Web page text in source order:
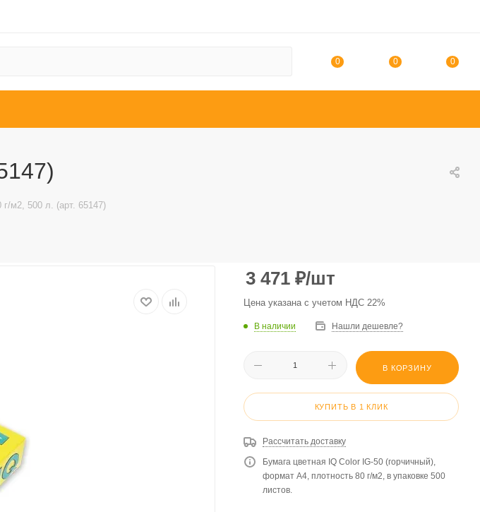
0 0 0
м2, 500 л. (арт. 65147)
3 471 ₽/шт
Цена указана с учетом НДС 22%
В наличии Нашли дешевле?
В КОРЗИНУ
КУПИТЬ В 1 КЛИК
Рассчитать доставку
Бумага цветная IQ Color IG-50 (горчичный),
формат А4, плотность 80 г/м2, в упаковке 500
листов.